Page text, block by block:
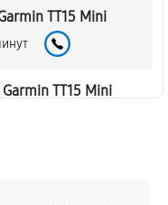
TT15 Mini
TT15 Mini